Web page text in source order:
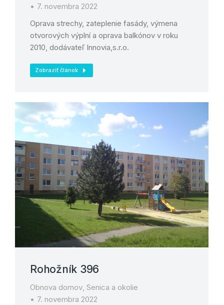
7. novembra 2022
Oprava strechy, zateplenie fasády, výmena
otvorových výplní a oprava balkónov v roku
2010, dodávateľ Innovia,s.r.o.
Zobraziť článok
Rohožník 396
Obnova domov, Senica a okolie
7. novembra 2022